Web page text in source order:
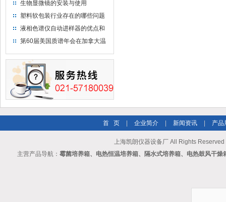
生物显微镜的安装与使用
塑料软包装行业存在的哪些问题
液相色谱仪自动进样器的优点和
维护
第60届美国质谱年会在加拿大温
首 页 企业简介 新闻资讯 产品
上海凯朗仪器设备厂 All Rights Reserved
主营产品导航： 霉菌培养箱、电热恒温培养箱、隔水式培养箱、电热鼓风干